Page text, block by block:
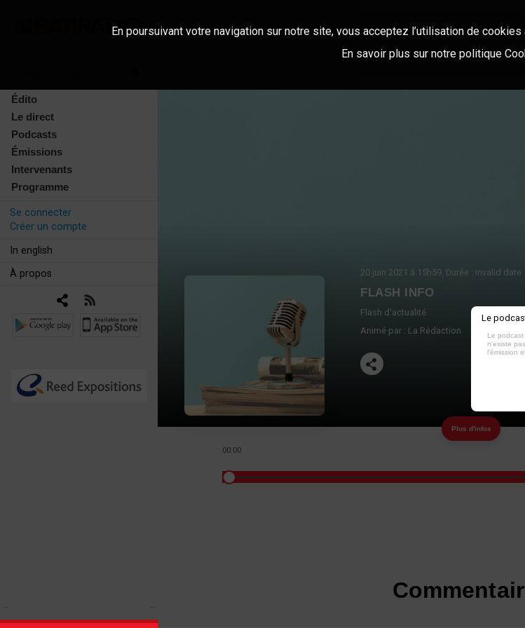
Édito
Le direct
Podcasts
Émissions
Intervenants
Programme
Se connecter
Créer un compte
In english
À propos
20 juin 2021 à 15h59, Durée : Invalid date
FLASH INFO
Flash d'actualité.
Animé par : La Rédaction
Plus d'infos
00:00
En poursuivant votre navigation sur notre site, vous acceptez l’utilisation de
En savoir plus sur notre politique
Le
Le
n'existe
l'émission